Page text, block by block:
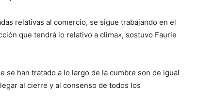
relativas al comercio, se sigue trabajando en el
que tendrá lo relativo a clima», sostuvo Faurie
se han tratado a lo largo de la cumbre son de igual
al cierre y al consenso de todos los